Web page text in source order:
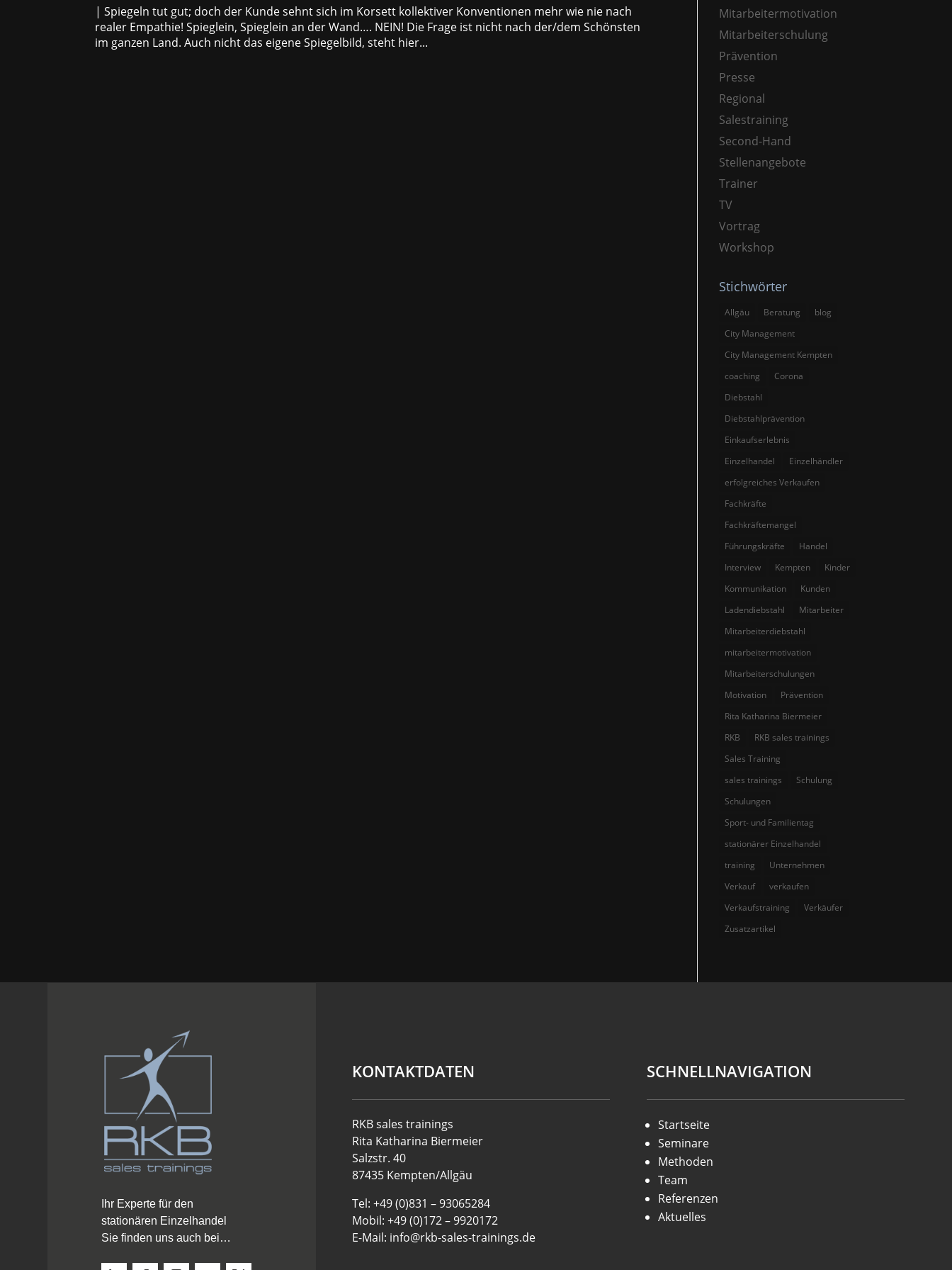
| Spiegeln tut gut; doch der Kunde sehnt sich im Korsett kollektiver Konventionen mehr wie nie nach
realer Empathie! Spieglein, Spieglein an der Wand…. NEIN! Die Frage ist nicht nach der/dem Schönsten
im ganzen Land. Auch nicht das eigene Spiegelbild, steht hier...
Mitarbeitermotivation
Mitarbeiterschulung
Prävention
Presse
Regional
Salestraining
Second-Hand
Stellenangebote
Trainer
TV
Vortrag
Workshop
Stichwörter
Allgäu Beratung
blog
City Management
City Management Kempten
coaching
Corona
Diebstahl
Diebstahlprävention
Einkaufserlebnis
Einzelhandel
Einzelhändler
erfolgreiches Verkaufen
Fachkräfte
Fachkräftemangel
Führungskräfte
Handel
Interview
Kempten
Kinder
Kommunikation
Kunden
Ladendiebstahl
Mitarbeiter
Mitarbeiterdiebstahl
mitarbeitermotivation
Mitarbeiterschulungen
Motivation
Prävention
Rita Katharina Biermeier
RKB
RKB sales trainings
Sales Training
sales trainings
Schulung
Schulungen
Sport- und Familientag
stationärer Einzelhandel
training
Unternehmen
Verkauf
verkaufen
Verkaufstraining
Verkäufer
Zusatzartikel
Ihr Experte für den
stationären Einzelhandel
Sie finden uns auch bei…
KONTAKTDATEN
RKB sales trainings
Rita Katharina Biermeier
Salzstr. 40
87435 Kempten/Allgäu
Tel: +49 (0)831 – 93065284
Mobil: +49 (0)172 – 9920172
E-Mail: info@rkb-sales-trainings.de
SCHNELLNAVIGATION
Startseite
Seminare
Methoden
Team
Referenzen
Aktuelles